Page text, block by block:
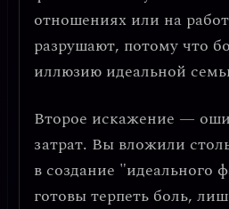
отношениях или на
разрушают, потому что
иллюзию идеальной
Второе искажение —
затрат. Вы вложили
в создание "идеального
готовы терпеть боль,